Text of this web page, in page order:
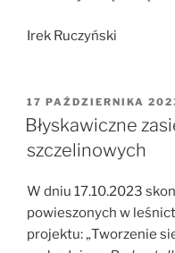
Irek Ruczyński
OPUBLIKOWANE
W
17 PAŹDZIERNIKA
Błyskawiczne
szczelinowych
W dniu 17.10.2023
powieszonych w
projektu: „Tworzenie